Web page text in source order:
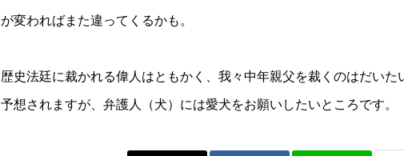
が変わればまた違ってくるかも。
歴史法廷に裁かれる偉人はともかく、我々中年親父を裁くのはだい
予想されますが、弁護人（犬）には愛犬をお願いしたいところです。